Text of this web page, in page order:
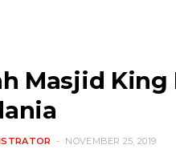
Masjid
NOVEMBER 25, 2019